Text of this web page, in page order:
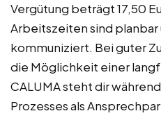
Vergütung beträgt 17,50
Arbeitszeiten sind
kommuniziert. Bei guter
die Möglichkeit einer
CALUMA steht dir
Prozesses als